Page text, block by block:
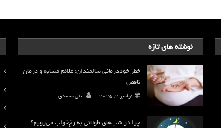
نوشته های تازه
خطر خوددرمانی سالمندان: علائم مشابه و درمان
ناقص
نوامبر 2, 2025 علی محمدی
چرا در شب‌های طولانی به رخ‌خواب می‌رویم؟